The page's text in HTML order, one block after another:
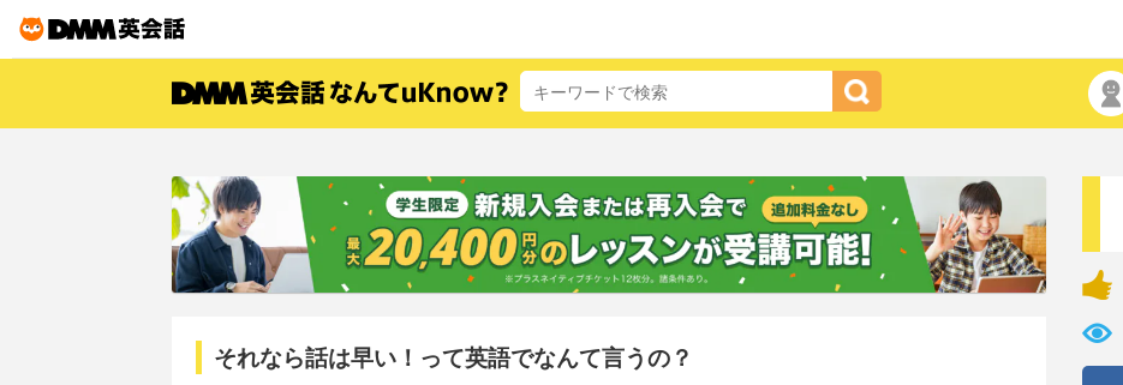
それなら話は早い！って英語でなんて言うの？